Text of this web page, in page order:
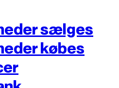
sælges
købes